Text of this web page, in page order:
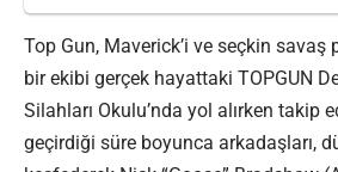
Top Gun, Maverick’i ve seçkin savaş
bir ekibi gerçek hayattaki TOPGUN
Silahları Okulu’nda yol alırken takip
geçirdiği süre boyunca arkadaşları,